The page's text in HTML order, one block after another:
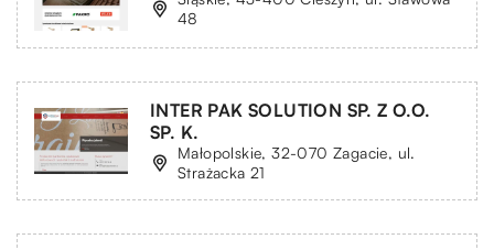
48
INTER PAK SOLUTION SP. Z O.O.
SP. K.
Małopolskie, 32-070 Zagacie, ul.
Strażacka 21